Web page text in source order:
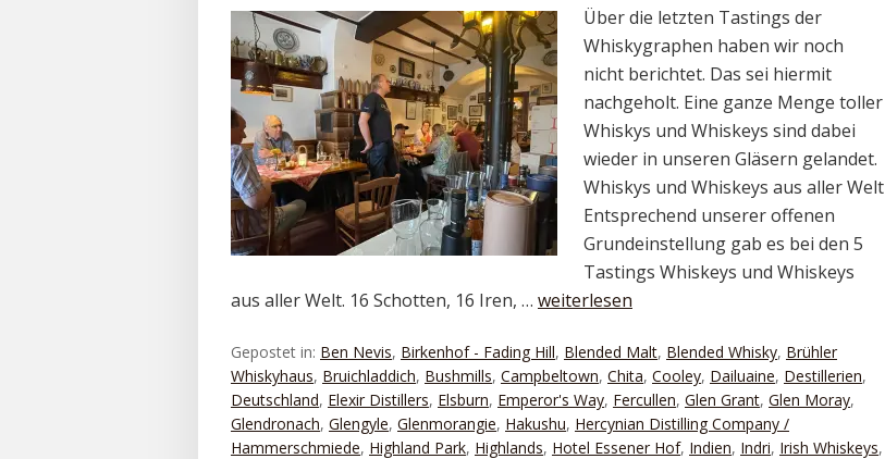
Über die letzten Tastings der
Whiskygraphen haben wir noch
nicht berichtet. Das sei hiermit
nachgeholt. Eine ganze Menge toller
Whiskys und Whiskeys sind dabei
wieder in unseren Gläsern gelandet.
Whiskys und Whiskeys aus aller Welt
Entsprechend unserer offenen
Grundeinstellung gab es bei den 5
Tastings Whiskeys und Whiskeys
aus aller Welt. 16 Schotten, 16 Iren, … weiterlesen
Gepostet in: Ben Nevis, Birkenhof - Fading Hill, Blended Malt, Blended Whisky, Brühler
Whiskyhaus, Bruichladdich, Bushmills, Campbeltown, Chita, Cooley, Dailuaine, Destillerien,
Deutschland, Elexir Distillers, Elsburn, Emperor's Way, Fercullen, Glen Grant, Glen Moray,
Glendronach, Glengyle, Glenmorangie, Hakushu, Hercynian Distilling Company /
Hammerschmiede, Highland Park, Highlands, Hotel Essener Hof, Indien, Indri, Irish Whiskeys,